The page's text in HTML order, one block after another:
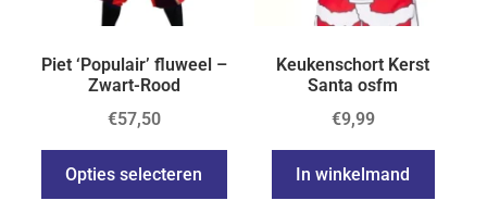
Piet ‘Populair’ fluweel –
Zwart-Rood
€57,50
Opties selecteren
Keukenschort Kerst
Santa osfm
€9,99
In winkelmand